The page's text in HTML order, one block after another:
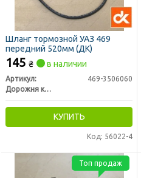
Шланг тормозной УАЗ 469
передний 520мм (ДК)
145 ₴ в наличии
Артикул:
469-3506060
Дорожня карта
КУПИТЬ
Код: 56022-4
Топ продаж